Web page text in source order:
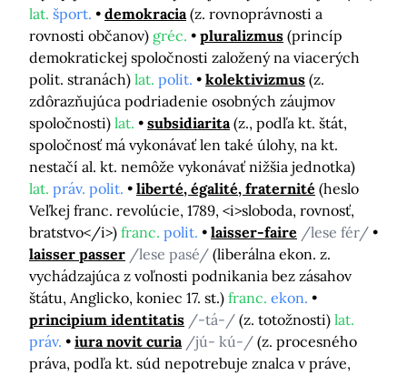
lat. šport. demokracia (z. rovnoprávnosti a
rovnosti občanov) gréc. pluralizmus (princíp
demokratickej spoločnosti založený na viacerých
polit. stranách) lat. polit. kolektivizmus (z.
zdôrazňujúca podriadenie osobných záujmov
spoločnosti) lat. subsidiarita (z., podľa kt. štát,
spoločnosť má vykonávať len také úlohy, na kt.
nestačí al. kt. nemôže vykonávať nižšia jednotka)
lat. práv. polit. liberté, égalité, fraternité (heslo
Veľkej franc. revolúcie, 1789, <i>sloboda, rovnosť,
bratstvo</i>) franc. polit. laisser-faire /lese fér/
laisser passer /lese pasé/ (liberálna ekon. z.
vychádzajúca z voľnosti podnikania bez zásahov
štátu, Anglicko, koniec 17. st.) franc. ekon.
principium identitatis /-tá-/ (z. totožnosti) lat.
práv.
iura novit curia /jú- kú-/ (z. procesného
práva, podľa kt. súd nepotrebuje znalca v práve,